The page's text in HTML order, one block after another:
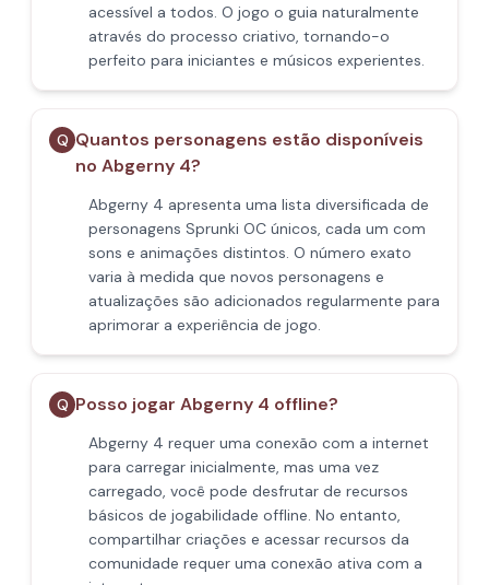
acessível a todos. O jogo o guia naturalmente
através do processo criativo, tornando-o
perfeito para iniciantes e músicos experientes.
Q Quantos personagens estão disponíveis
no Abgerny 4?
Abgerny 4 apresenta uma lista diversificada de
personagens Sprunki OC únicos, cada um com
sons e animações distintos. O número exato
varia à medida que novos personagens e
atualizações são adicionados regularmente para
aprimorar a experiência de jogo.
Q Posso jogar Abgerny 4 offline?
Abgerny 4 requer uma conexão com a internet
para carregar inicialmente, mas uma vez
carregado, você pode desfrutar de recursos
básicos de jogabilidade offline. No entanto,
compartilhar criações e acessar recursos da
comunidade requer uma conexão ativa com a